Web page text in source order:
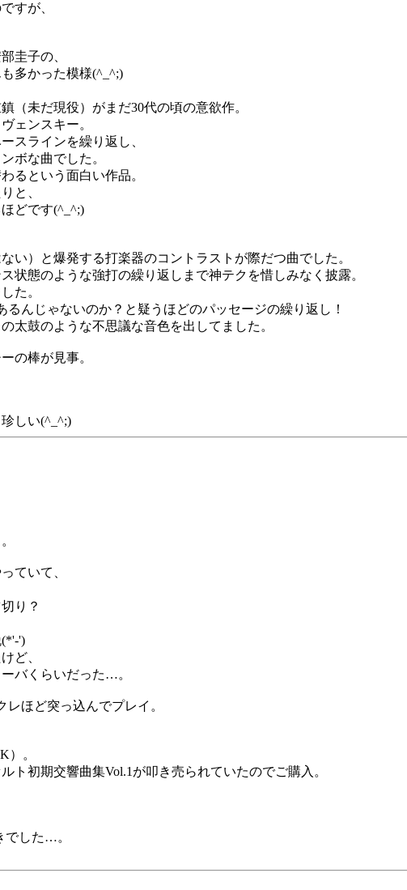
すが、
圭子の、
多かった模様(^_^;)
（未だ現役）がまだ30代の頃の意欲作。
ェンスキー。
スラインを繰り返し、
ボな曲でした。
るという面白い作品。
と、
どです(^_^;)
い）と爆発する打楽器のコントラストが際だつ曲でした。
状態のような強打の繰り返しまで神テクを惜しみなく披露。
た。
んじゃないのか？と疑うほどのパッセージの繰り返し！
太鼓のような不思議な音色を出してました。
の棒が見事。
しい(^_^;)
ていて、
り？
')
ど、
バくらいだった…。
ほど突っ込んでプレイ。
）。
ト初期交響曲集Vol.1が叩き売られていたのでご購入。
でした…。